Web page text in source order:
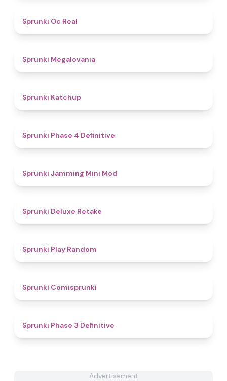
Sprunki Oc Real
Sprunki Megalovania
Sprunki Katchup
Sprunki Phase 4 Definitive
Sprunki Jamming Mini Mod
Sprunki Deluxe Retake
Sprunki Play Random
Sprunki Comisprunki
Sprunki Phase 3 Definitive
Advertisement